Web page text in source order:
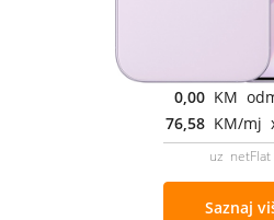
0,00 KM
76,58 KM/mj
uz netFlat
Saznaj